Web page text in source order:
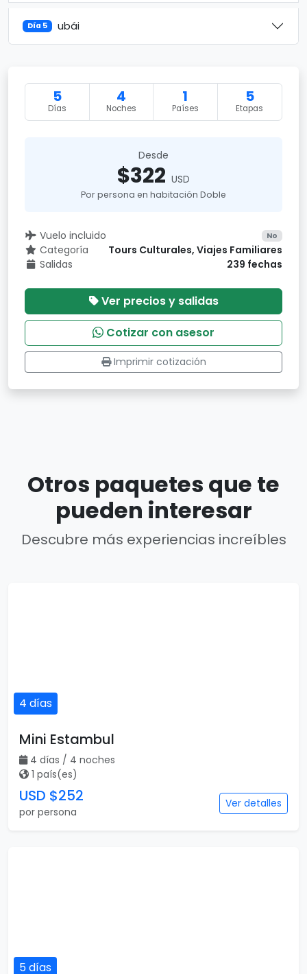
Día 5 ubái
5
Días
4
Noches
1
Países
5
Etapas
Desde
$322 USD
Por persona en habitación Doble
Vuelo incluido No
Categoría
Tours Culturales, Viajes Familiares
Salidas
239 fechas
Ver precios y salidas
Cotizar con asesor
Imprimir cotización
Otros paquetes que te
pueden interesar
Descubre más experiencias increíbles
4 días
Mini Estambul
4 días / 4 noches
1 país(es)
USD $252
por persona
Ver detalles
5 días